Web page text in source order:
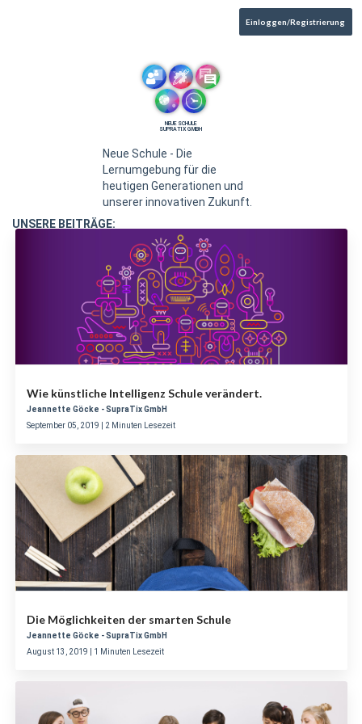
Einloggen/Registrierung
NEUE SCHULE
SUPRATIX GMBH
Neue Schule - Die
Lernumgebung für die
heutigen Generationen und
unserer innovativen Zukunft.
UNSERE BEITRÄGE:
Wie künstliche Intelligenz Schule verändert.
Jeannette Göcke - SupraTix GmbH
September 05, 2019 | 2 Minuten Lesezeit
Die Möglichkeiten der smarten Schule
Jeannette Göcke - SupraTix GmbH
August 13, 2019 | 1 Minuten Lesezeit